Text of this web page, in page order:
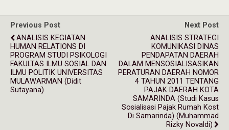
Previous Post
ANALISIS KEGIATAN
HUMAN RELATIONS DI
PROGRAM STUDI PSIKOLOGI
FAKULTAS ILMU SOSIAL DAN
ILMU POLITIK UNIVERSITAS
MULAWARMAN (Didit
Sutayana)
Next Post
ANALISIS STRATEGI
KOMUNIKASI DINAS
PENDAPATAN DAERAH
DALAM MENSOSIALISASIKAN
PERATURAN DAERAH NOMOR
4 TAHUN 2011 TENTANG
PAJAK DAERAH KOTA
SAMARINDA (Studi Kasus
Sosialisasi Pajak Rumah Kost
Di Samarinda) (Muhammad
Rizky Novaldi)